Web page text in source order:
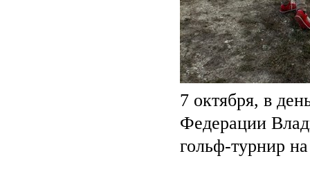
7 октября, в
Федерации
гольф-турнир